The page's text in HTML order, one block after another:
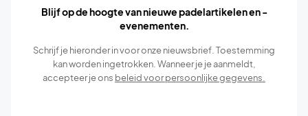
Blijf op de hoogte van nieuwe padelartikelen en -
evenementen.
Schrijf je hieronder in voor onze nieuwsbrief. Toestemming
kan worden ingetrokken. Wanneer je je aanmeldt,
accepteer je ons beleid voor persoonlijke gegevens.